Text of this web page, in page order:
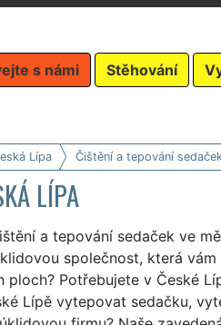
s námi Stěhování
Lípa Čištění a tepování
LÍPA
a tepování sedaček ve
společnost, která
ploch? Potřebujete v České
Lípě vytepovat sedačku,